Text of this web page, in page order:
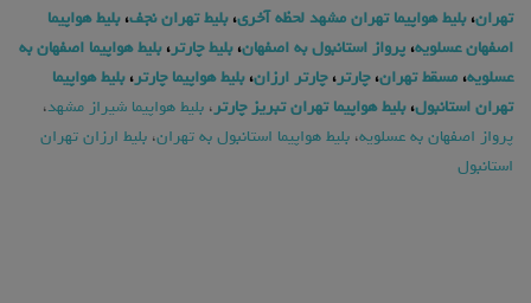
تهران،بلیط هواپیما تهران مشهد لحظه آخری،بلیط تهران نجف،بلیط هواپیما
اصفهان عسلویه، پرواز استانبول به اصفهان،بلیط چارتر ،بلیط هواپیما اصفهان به
عسلویه، مسقط تهران،چارتر ،چارتر ارزان،بلیط هواپیما چارتر ،بلیط هواپیما
تهران استانبول،بلیط هواپیما تهران تبریز چارتر ، بلیط هواپیما شیراز مشهد،
پرواز اصفهان به عسلویه، بلیط هواپیما استانبول به تهران، بلیط ارزان تهران
استانبول